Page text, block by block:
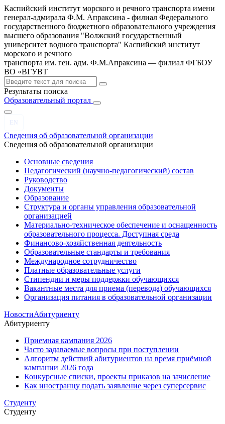
Каспийский институт морского и речного транспорта имени
генерал-адмирала Ф.М. Апраксина - филиал Федерального
государственного бюджетного образовательного учреждения
высшего образования "Волжский государственный
университет водного транспорта" Каспийский институт
морского и речного
транспорта им. ген. адм. Ф.М.Апраксина — филиал ФГБОУ
ВО «ВГУВТ
Результаты поиска
Образовательный портал
Сведения об образовательной организации
Сведения об образовательной организации
Основные сведения
Педагогический (научно-педагогический) состав
Руководство
Документы
Образование
Структура и органы управления образовательной
организацией
Материально-техническое обеспечение и оснащенность
образовательного процесса. Доступная среда
Финансово-хозяйственная деятельность
Образовательные стандарты и требования
Международное сотрудничество
Платные образовательные услуги
Стипендии и меры поддержки обучающихся
Вакантные места для приема (перевода) обучающихся
Организация питания в образовательной организации
НовостиАбитуриенту
Абитуриенту
Приемная кампания 2026
Часто задаваемые вопросы при поступлении
Алгоритм действий абитуриентов на время приёмной
кампании 2026 года
Конкурсные списки, проекты приказов на зачисление
Как иностранцу подать заявление через суперсервис
Студенту
Студенту